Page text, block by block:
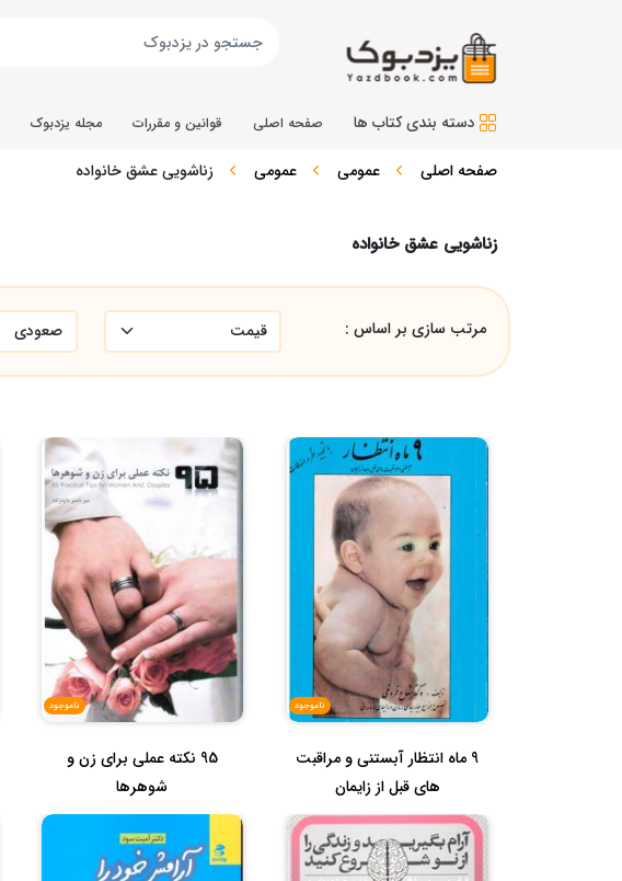
دسته بندی کتاب ها صفحه اصلی قوانین و مقررات مجله یزدبوک
صفحه اصلی
عمومی عمومی زناشویی عشق خانواده
زناشویی عشق خانواده
مرتب سازی بر اساس :
ناموجود
9 ماه انتظار آبستنی و مراقبت
های قبل از زایمان
ناموجود
95 نکته عملی برای زن و
شوهرها